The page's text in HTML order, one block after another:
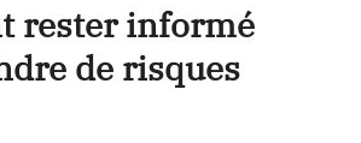
rester informé
de risques